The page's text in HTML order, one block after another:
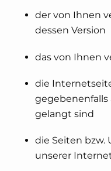
der von Ihnen
dessen Version
das von Ihnen
die
gelangt sind
die Seiten bzw.
unserer